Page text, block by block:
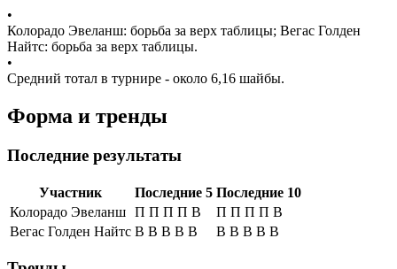
•
Колорадо Эвеланш: борьба за верх таблицы; Вегас Голден
Найтс: борьба за верх таблицы.
•
Средний тотал в турнире - около 6,16 шайбы.
Форма и тренды
Последние результаты
Участник Последние 5 Последние 10
Колорадо Эвеланш П П П П В
П П П П В
Вегас Голден Найтс В В В В В В В В В В